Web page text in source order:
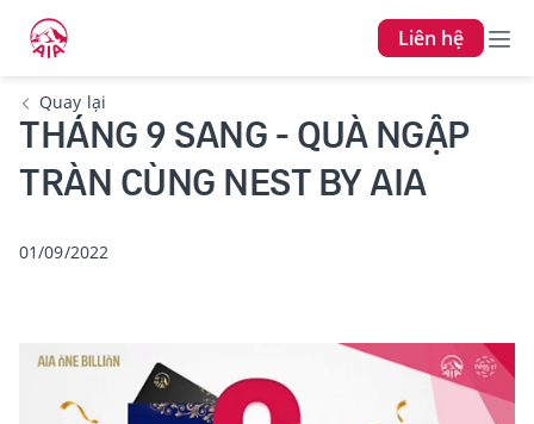
Liên hệ
Quay lại
THÁNG 9 SANG - QUÀ NGẬP
TRÀN CÙNG NEST BY AIA
01/09/2022